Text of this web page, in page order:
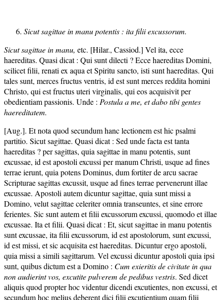
Sicut sagittae in manu potentis : ita filii excussorum.
Sicut sagittae in manu, etc. [Hilar., Cassiod.] Vel ita, ecce
haereditas. Quasi dicat : Qui sunt dilecti ? Ecce haereditas Domini,
scilicet filii, renati ex aqua et Spiritu sancto, isti sunt haereditas. Qui
tales sunt, merces fructus ventris, id est sunt merces reddita homini
Christo, qui est fructus uteri virginalis, qui eos acquisivit per
obedientiam passionis. Unde : Postula a me, et dabo tibi gentes
haereditatem.
[Aug.]. Et nota quod secundum hanc lectionem est hic psalmi
partitio. Sicut sagittae. Quasi dicat : Sed unde facta est tanta
haereditas ? per sagittas, quia sagittae in manu potentis, sunt
excussae, id est apostoli excussi per manum Christi, usque ad fines
terrae ierunt, quia potens Dominus, dum fortiter de arcu sacrae
Scripturae sagittas excussit, usque ad fines terrae pervenerunt illae
excussae. Apostoli autem dicuntur sagittae, quia sunt missi a
Domino, velut sagittae celeriter omnia transeuntes, et sine errore
ferientes. Sic sunt autem et filii excussorum excussi, quomodo et illae
excussae. Ita et filii. Quasi dicat : Et, sicut sagittae in manu potentis
sunt excussae, ita filii excussorum, id est apostolorum, sunt excussi,
id est missi, et sic acquisita est haereditas. Dicuntur ergo apostoli,
quia missi a simili sagittarum. Vel excussi dicuntur apostoli quia ipsi
sunt, quibus dictum est a Domino : Cum exieritis de civitate in qua
non audierint vos, excutite pulverem de pedibus vestris. Sed dicet
aliquis quod propter hoc videntur dicendi excutientes, non excussi, et
secundum hoc melius deberent dici filii excutientium quam filii